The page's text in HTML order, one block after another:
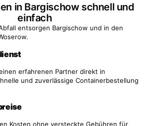
in Bargischow schnell und
einfach
entsorgen Bargischow und in den
erfahrenen Partner direkt in
und zuverlässige Containerbestellung
Kosten ohne versteckte Gebühren für